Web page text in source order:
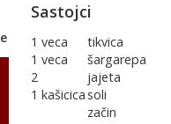
Sastojci
1 veca
tikvica
1 veca
šargarepa
2
jajeta
1 kašicica soli
začin